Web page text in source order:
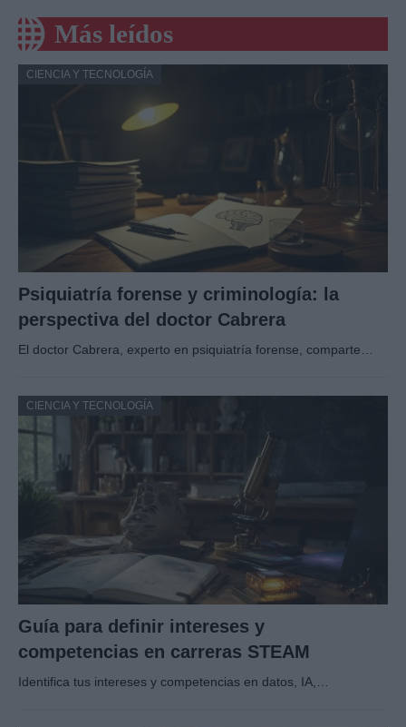
Más leídos
CIENCIA Y TECNOLOGÍA
Psiquiatría forense y criminología: la
perspectiva del doctor Cabrera
El doctor Cabrera, experto en psiquiatría forense, comparte…
CIENCIA Y TECNOLOGÍA
Guía para definir intereses y
competencias en carreras STEAM
Identifica tus intereses y competencias en datos, IA,…